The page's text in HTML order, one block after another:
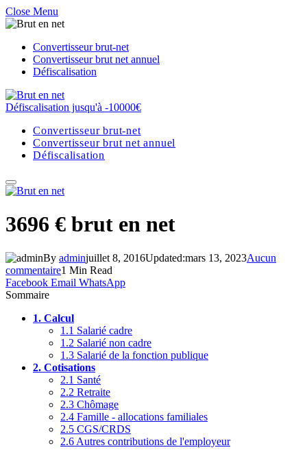
Close Menu
Convertisseur brut-net
Convertisseur brut net annuel
Défiscalisation
Défiscalisation jusqu'à -10000€
Convertisseur brut-net
Convertisseur brut net annuel
Défiscalisation
3696 € brut en net
By adminjuillet 8, 2016Updated:mars 13, 2023Aucun
commentaire1 Min Read
Facebook Email WhatsApp
Sommaire
1. Calcul
1.1 Salarié cadre
1.2 Salarié non cadre
1.3 Salarié de la fonction publique
2. Cotisations
2.1 Santé
2.2 Retraite
2.3 Chômage
2.4 Famille - allocations familiales
2.5 CGS/CRDS
2.6 Autres contributions de l'employeur